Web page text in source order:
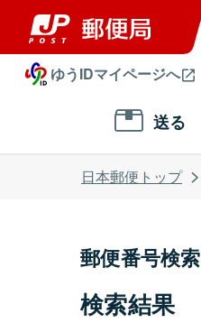
ゆうIDマイページへ
送る
日本郵便トップ
郵便番号検索
検索結果